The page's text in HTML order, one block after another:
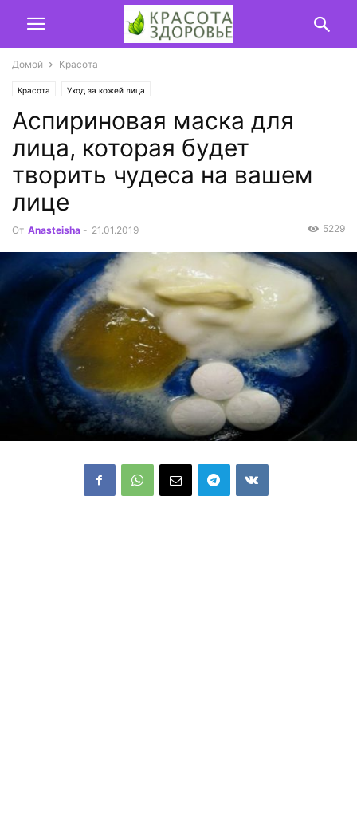
Домой Красота
Красота Уход за кожей лица
Аспириновая маска для
лица, которая будет
творить чудеса на вашем
лице
От Anasteisha - 21.01.2019 5229